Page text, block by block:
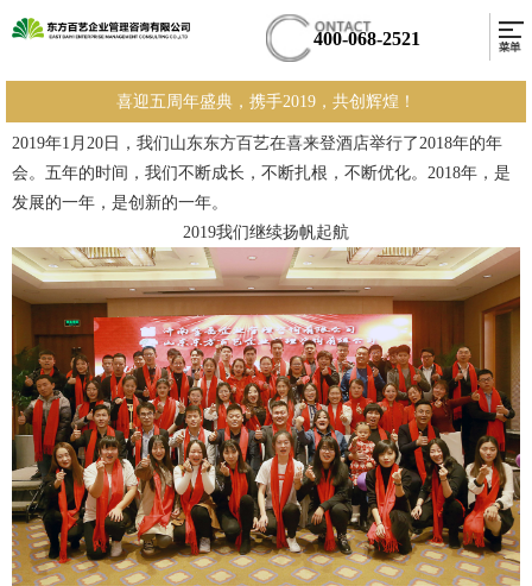
400-068-2521
喜迎五周年盛典，携手2019，共创辉煌！
2019年1月20日，我们山东东方百艺在喜来登酒店举行了2018年的年
会。五年的时间，我们不断成长，不断扎根，不断优化。2018年，是
发展的一年，是创新的一年。
2019我们继续扬帆起航